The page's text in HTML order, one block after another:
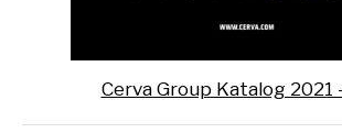
Cerva Group Katalog 2021